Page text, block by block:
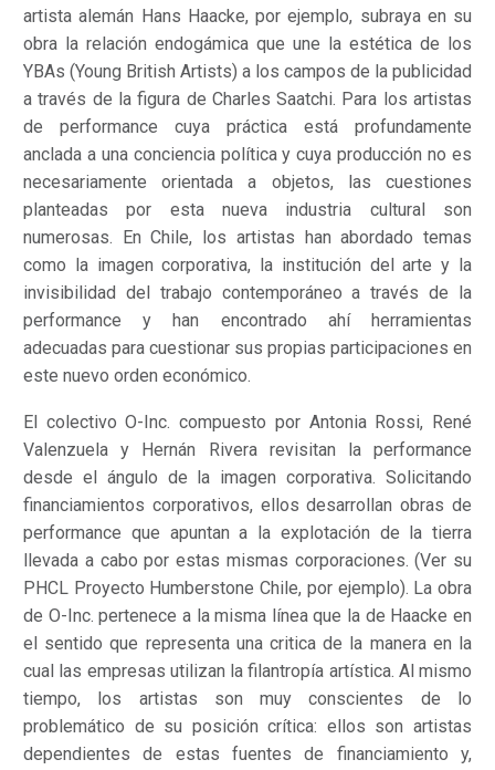
artista alemán Hans Haacke, por ejemplo, subraya en su
obra la relación endogámica que une la estética de los
YBAs (Young British Artists) a los campos de la publicidad
a través de la figura de Charles Saatchi. Para los artistas
de performance cuya práctica está profundamente
anclada a una conciencia política y cuya producción no es
necesariamente orientada a objetos, las cuestiones
planteadas por esta nueva industria cultural son
numerosas. En Chile, los artistas han abordado temas
como la imagen corporativa, la institución del arte y la
invisibilidad del trabajo contemporáneo a través de la
performance y han encontrado ahí herramientas
adecuadas para cuestionar sus propias participaciones en
este nuevo orden económico.
El colectivo O-Inc. compuesto por Antonia Rossi, René
Valenzuela y Hernán Rivera revisitan la performance
desde el ángulo de la imagen corporativa. Solicitando
financiamientos corporativos, ellos desarrollan obras de
performance que apuntan a la explotación de la tierra
llevada a cabo por estas mismas corporaciones. (Ver su
PHCL Proyecto Humberstone Chile, por ejemplo). La obra
de O-Inc. pertenece a la misma línea que la de Haacke en
el sentido que representa una critica de la manera en la
cual las empresas utilizan la filantropía artística. Al mismo
tiempo, los artistas son muy conscientes de lo
problemático de su posición crítica: ellos son artistas
dependientes de estas fuentes de financiamiento y,